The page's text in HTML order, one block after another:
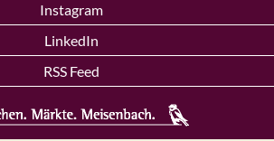
Instagram
LinkedIn
RSS Feed